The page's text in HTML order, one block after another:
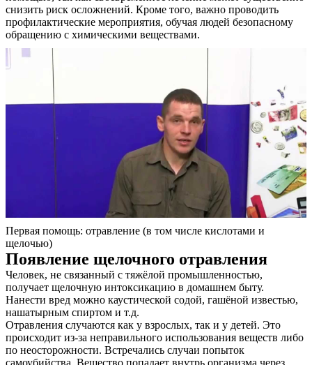
снизить риск осложнений. Кроме того, важно проводить
профилактические мероприятия, обучая людей безопасному
обращению с химическими веществами.
Первая помощь: отравление (в том числе кислотами и
щелочью)
Появление щелочного отравления
Человек, не связанный с тяжёлой промышленностью,
получает щелочную интоксикацию в домашнем быту.
Нанести вред можно каустической содой, гашёной известью,
нашатырным спиртом и т.д.
Отравления случаются как у взрослых, так и у детей. Это
происходит из-за неправильного использования веществ либо
по неосторожности. Встречались случаи попыток
самоубийства. Вещество попадает внутрь организма через